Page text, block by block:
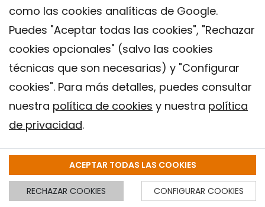
como las cookies analíticas de Google.
Puedes "Aceptar todas las cookies", "Rechazar
cookies opcionales" (salvo las cookies
técnicas que son necesarias) y "Configurar
cookies". Para más detalles, puedes consultar
nuestra política de cookies y nuestra política
de privacidad.
ACEPTAR TODAS LAS COOKIES
RECHAZAR COOKIES CONFIGURAR COOKIES
Sobre ISGlobal
Investigación e Innovación
Traslación e Impacto